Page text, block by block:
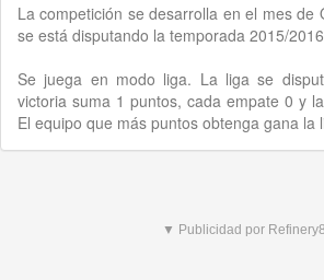
La competición se desarrolla en el mes de
se está disputando la temporada 2015/
Se juega en modo liga. La liga se
victoria suma 1 puntos, cada empate 0 y
El equipo que más puntos obtenga gana la
▼ Publicidad por